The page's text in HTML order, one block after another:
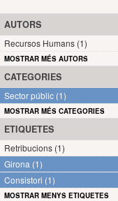
AUTORS
Recursos Humans (1)
MOSTRAR MÉS AUTORS
CATEGORIES
Sector públic (1)
MOSTRAR MÉS CATEGORIES
ETIQUETES
Retribucions (1)
Girona (1)
Consistori (1)
MOSTRAR MENYS ETIQUETES